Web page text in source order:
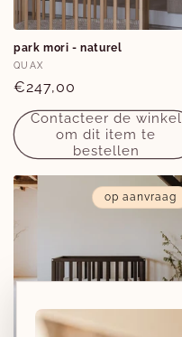
park mori - naturel
Verkoper:
QUAX
Normale
prijs
€247,00
Contacteer de winkel
om dit item te
bestellen
op aanvraag